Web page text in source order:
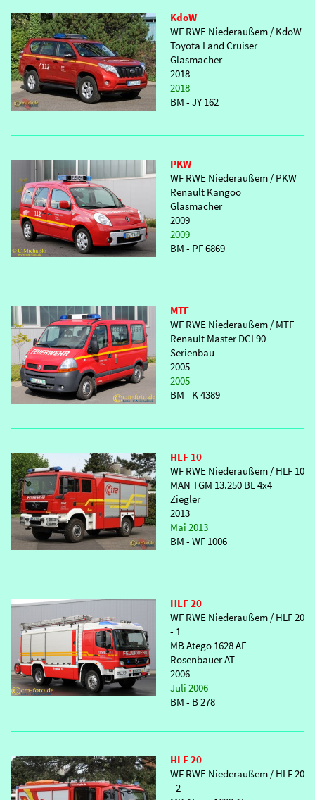
KdoW
WF RWE Niederaußem / KdoW
Toyota Land Cruiser
Glasmacher
2018
2018
BM - JY 162
PKW
WF RWE Niederaußem / PKW
Renault Kangoo
Glasmacher
2009
2009
BM - PF 6869
MTF
WF RWE Niederaußem / MTF
Renault Master DCI 90
Serienbau
2005
2005
BM - K 4389
HLF 10
WF RWE Niederaußem / HLF 10
MAN TGM 13.250 BL 4x4
Ziegler
2013
Mai 2013
BM - WF 1006
HLF 20
WF RWE Niederaußem / HLF 20
- 1
MB Atego 1628 AF
Rosenbauer AT
2006
Juli 2006
BM - B 278
HLF 20
WF RWE Niederaußem / HLF 20
- 2